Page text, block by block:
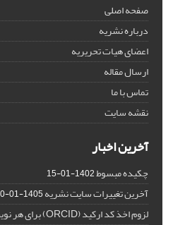
صفحه اصلی
درباره نشریه
اعضای هیات تحریریه
ارسال مقاله
تماس با ما
نقشه سایت
آخرین اخبار
چکیده مبسوط1402-01-15
آخرین تغییرات سایت نشریه1405-01-20
لزوم اخذ کد ارکید (ORCID) برای هر نویسنده